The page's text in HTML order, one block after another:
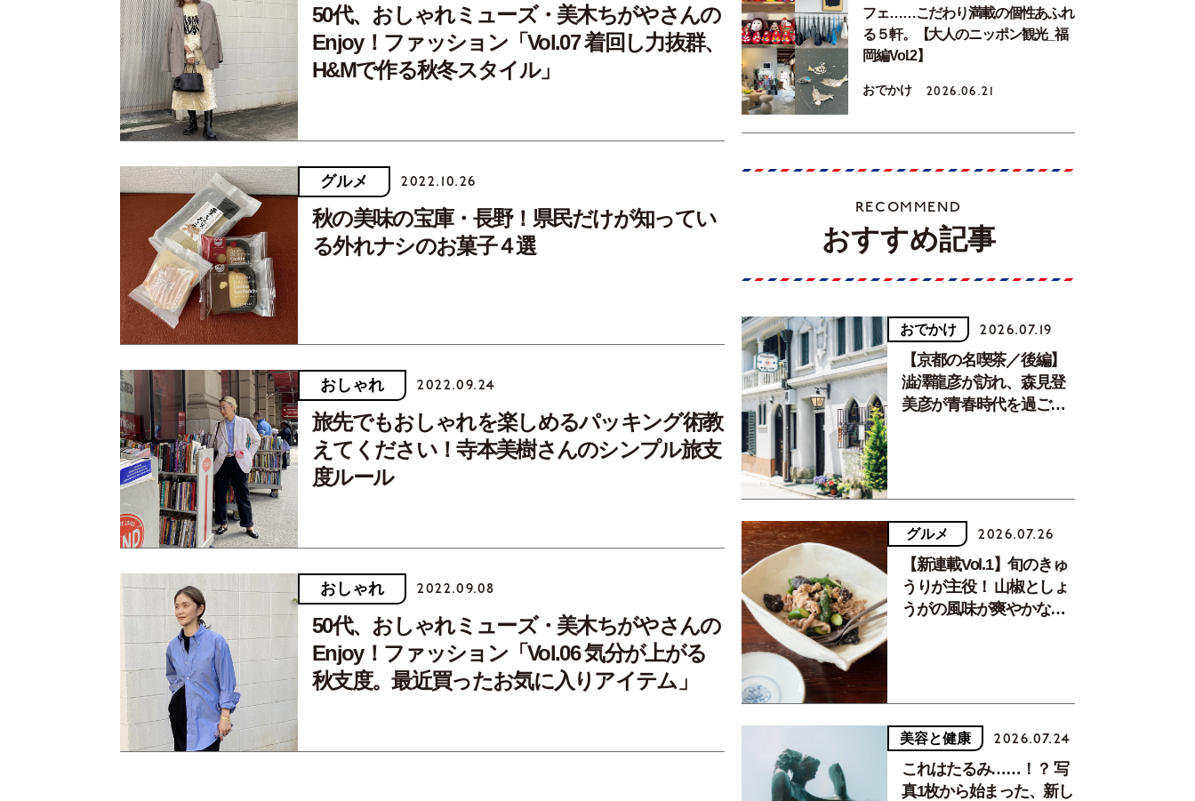
50代、おしゃれミューズ・美木ちがやさんの
Enjoy！ファッション「Vol.07 着回し力抜群、
H&Mで作る秋冬スタイル」
グルメ 2022.10.26
秋の美味の宝庫・長野！県民だけが知ってい
る外れナシのお菓子４選
おしゃれ 2022.09.24
旅先でもおしゃれを楽しめるパッキング術教
えてください！寺本美樹さんのシンプル旅支
度ルール
おしゃれ 2022.09.08
50代、おしゃれミューズ・美木ちがやさんの
Enjoy！ファッション「Vol.06 気分が上がる
秋支度。最近買ったお気に入りアイテム」
フェ……こだわり満載の個性あふれ
る５軒。【大人のニッポン観光_福
岡編Vol.2】
おでかけ 2026.06.21
RECOMMEND
おすすめ記事
おでかけ 2026.07.19
【京都の名喫茶／後編】
澁澤龍彦が訪れ、森見登
美彦が青春時代を過ごし
グルメ 2026.07.26
【新連載Vol.1】旬のきゅ
うりが主役！ 山椒としょ
うがの風味が爽やかな、
美容と健康 2026.07.24
これはたるみ……！？ 写
真1枚から始まった、新し